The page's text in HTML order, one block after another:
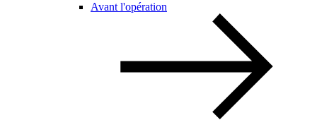
Avant l'opération